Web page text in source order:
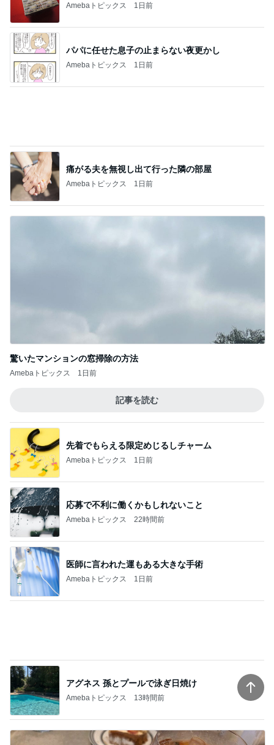
Amebaトピックス 1日前
Amebaトピックス
Amebaトピックス 1日前
応募で不利に働くかもしれないこと
Amebaトピックス 22時間前
医師に言われた運もある大きな手術
Amebaトピックス 1日前